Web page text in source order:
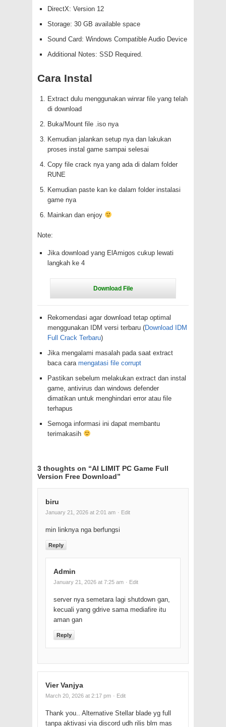
DirectX: Version 12
Storage: 30 GB available space
Sound Card: Windows Compatible Audio Device
Additional Notes: SSD Required.
Cara Instal
Extract dulu menggunakan winrar file yang telah
di download
Buka/Mount file .iso nya
Kemudian jalankan setup nya dan lakukan
proses instal game sampai selesai
Copy file crack nya yang ada di dalam folder
RUNE
Kemudian paste kan ke dalam folder instalasi
game nya
Mainkan dan enjoy
Note:
Jika download yang ElAmigos cukup lewati
langkah ke 4
Rekomendasi agar download tetap optimal
menggunakan IDM versi terbaru (Download IDM
Full Crack Terbaru)
Jika mengalami masalah pada saat extract
baca cara mengatasi file corrupt
Pastikan sebelum melakukan extract dan instal
game, antivirus dan windows defender
dimatikan untuk menghindari error atau file
terhapus
Semoga informasi ini dapat membantu
terimakasih
3 thoughts on “AI LIMIT PC Game Full
Version Free Download”
biru
January 21, 2026 at 2:01 am · Edit
min linknya nga berfungsi
Reply
Admin
January 21, 2026 at 7:25 am · Edit
server nya semetara lagi shutdown gan,
kecuali yang gdrive sama mediafire itu
aman gan
Reply
Vier Vanjya
March 20, 2026 at 2:17 pm · Edit
Thank you.. Alternative Stellar blade yg full
tanpa aktivasi via discord udh rilis blm mas